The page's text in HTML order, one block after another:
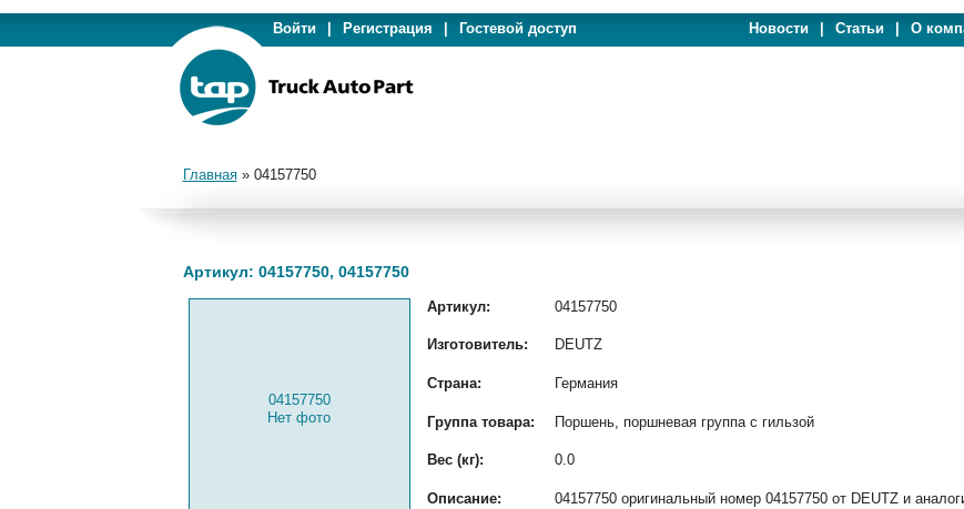
Войти Регистрация Гостевой доступ Новости Статьи О
Главная» 04157750
Артикул: 04157750, 04157750
04157750
Нет фото
Артикул: 04157750
Изготовитель: DEUTZ
Страна: Германия
Группа товара: Поршень, поршневая группа с гильзой
Вес (кг): 0.0
Описание: 04157750 оригинальный номер 04157750 от DEUTZ и